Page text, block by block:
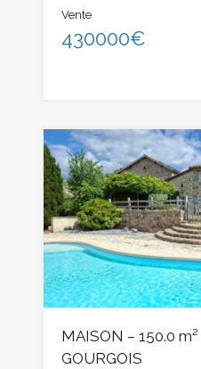
Vente
430000€
MAISON – 150.0
GOURGOIS